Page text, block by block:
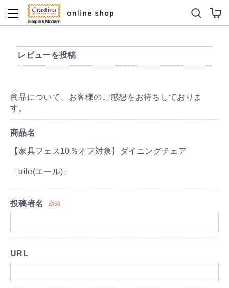
ダイニングテーブルセット
レビューを投稿
商品について、お客様のご感想をお待ちしておりま
す。
商品名
【家具フェス10％オフ対象】ダイニングチェア
「aile(エール)」
投稿者名 必須
URL